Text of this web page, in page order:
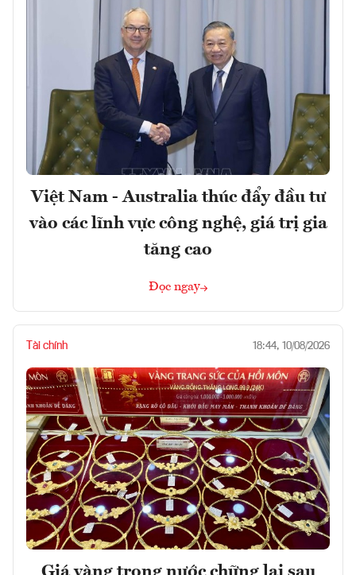
Việt Nam - Australia thúc đẩy đầu tư
vào các lĩnh vực công nghệ, giá trị gia
tăng cao
Đọc ngay
Tài chính 18:44, 10/08/2026